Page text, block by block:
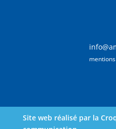
Site web réalisé par la